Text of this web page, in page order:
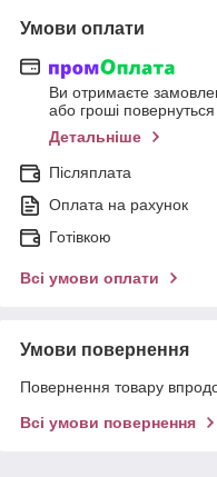
Умови оплати
Ви отримаєте
або гроші
Детальніше
Післяплата
Оплата на рахунок
Готівкою
Всі умови оплати
Умови повернення
Повернення товару
Всі умови повернення